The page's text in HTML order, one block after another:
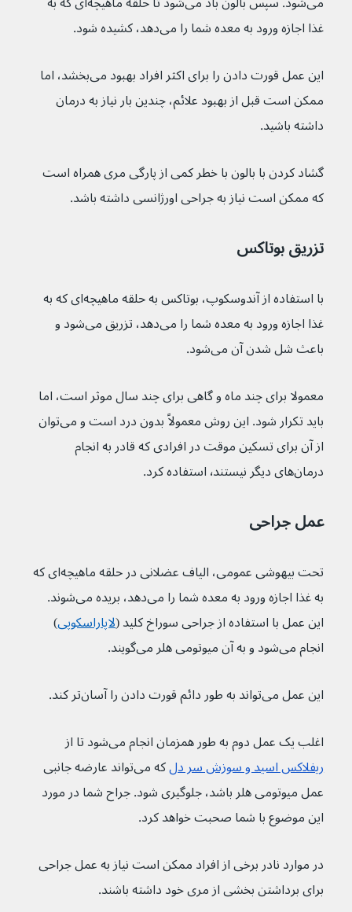
غذا اجازه ورود به معده شما را می‌دهد، کشیده شود.
این عمل قورت دادن را برای اکثر افراد بهبود می‌بخشد، اما
ممکن است قبل از بهبود علائم، چندین بار نیاز به درمان
داشته باشید.
گشاد کردن با بالون با خطر کمی از پارگی مری همراه است
که ممکن است نیاز به جراحی اورژانسی داشته باشد.
تزریق بوتاکس
با استفاده از آندوسکوپ، بوتاکس به حلقه ماهیچه‌ای که به
غذا اجازه ورود به معده شما را می‌دهد، تزریق می‌شود و
باعث شل شدن آن می‌شود.
معمولا برای چند ماه و گاهی برای چند سال موثر است، اما
باید تکرار شود. این روش معمولاً بدون درد است و می‌توان
از آن برای تسکین موقت در افرادی که قادر به انجام
درمان‌های دیگر نیستند٬ استفاده کرد.
عمل جراحی
تحت بیهوشی عمومی، الیاف عضلانی در حلقه ماهیچه‌ای که
به غذا اجازه ورود به معده شما را می‌دهد، بریده می‌شوند.
این عمل با استفاده از جراحی سوراخ کلید (لاپاراسکوپی)
انجام می‌شود و به آن میوتومی هلر می‌گویند.
این عمل می‌تواند به طور دائم قورت دادن را آسان‌تر کند.
اغلب یک عمل دوم به طور همزمان انجام می‌شود تا از
ریفلاکس اسید و سوزش سر دل
که می‌تواند عارضه جانبی
عمل میوتومی هلر باشد، جلوگیری شود. جراح شما در مورد
این موضوع با شما صحبت خواهد کرد.
در موارد نادر برخی از افراد ممکن است نیاز به عمل جراحی
برای برداشتن بخشی از مری خود داشته باشند.